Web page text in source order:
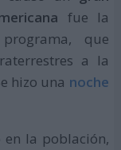
fue la
que
a la
hizo una noche
en la población,